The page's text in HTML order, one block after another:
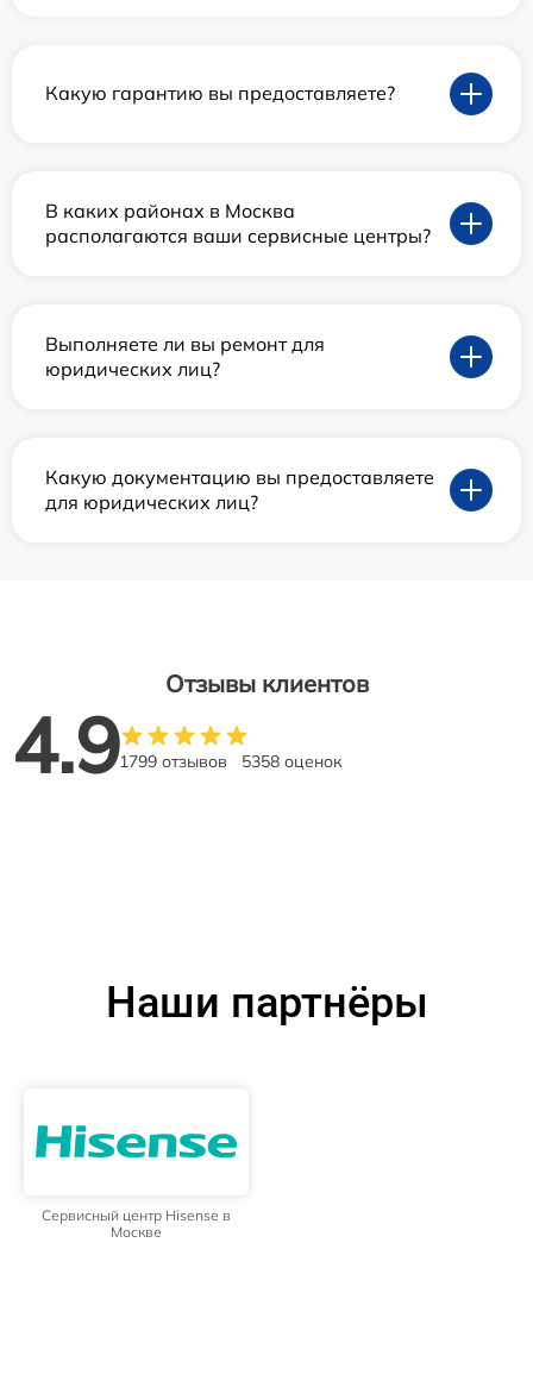
Какую гарантию вы предоставляете?
В каких районах в Москва
располагаются ваши сервисные центры?
Выполняете ли вы ремонт для
юридических лиц?
Какую документацию вы предоставляете
для юридических лиц?
Отзывы клиентов
4.91799 отзывов 5358 оценок
Наши партнёры
Сервисный центр Hisense в
Москве